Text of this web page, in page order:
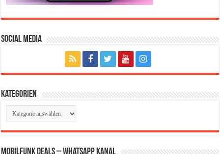
Social Media
Kategorien
Kategorien
Mobilfunk Deals – WhatsApp Kanal